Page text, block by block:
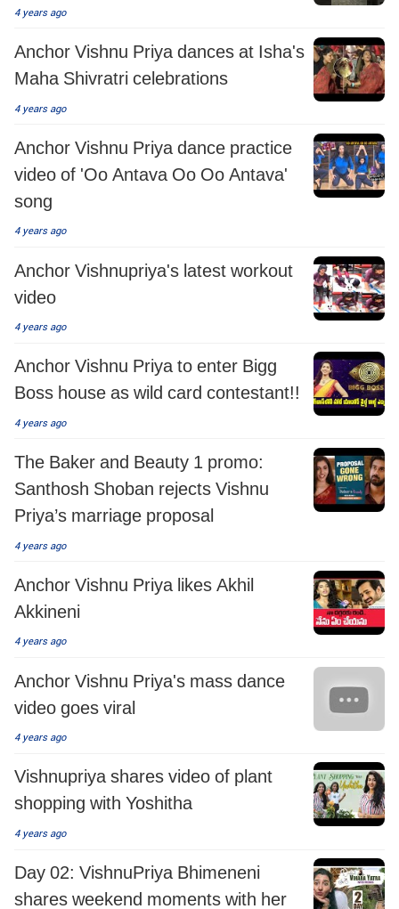
4 years ago
Anchor Vishnu Priya dances at Isha's
Maha Shivratri celebrations
4 years ago
Anchor Vishnu Priya dance practice
video of 'Oo Antava Oo Oo Antava'
song
4 years ago
Anchor Vishnupriya's latest workout
video
4 years ago
Anchor Vishnu Priya to enter Bigg
Boss house as wild card contestant!!
4 years ago
The Baker and Beauty 1 promo:
Santhosh Shoban rejects Vishnu
Priya’s marriage proposal
4 years ago
Anchor Vishnu Priya likes Akhil
Akkineni
4 years ago
Anchor Vishnu Priya's mass dance
video goes viral
4 years ago
Vishnupriya shares video of plant
shopping with Yoshitha
4 years ago
Day 02: VishnuPriya Bhimeneni
shares weekend moments with her